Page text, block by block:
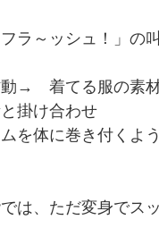
ラ～ッシュ！」の
動→ 着てる服の素
掛け合わせ
体に巻き付くよ
は、ただ変身でス